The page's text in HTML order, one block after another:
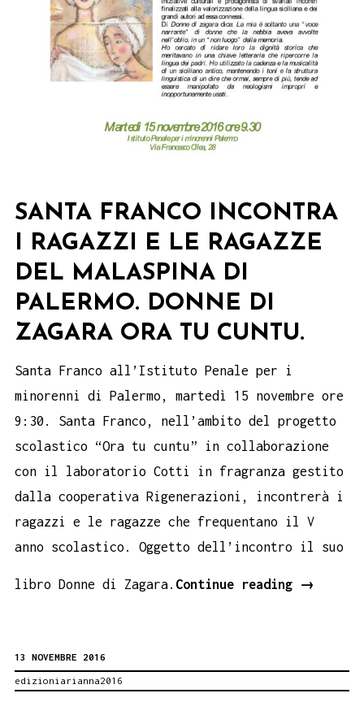
SANTA FRANCO INCONTRA
I RAGAZZI E LE RAGAZZE
DEL MALASPINA DI
PALERMO. DONNE DI
ZAGARA ORA TU CUNTU.
Santa Franco all’Istituto Penale per i
minorenni di Palermo, martedì 15 novembre ore
9:30. Santa Franco, nell’ambito del progetto
scolastico “Ora tu cuntu” in collaborazione
con il laboratorio Cotti in fragranza gestito
dalla cooperativa Rigenerazioni, incontrerà i
ragazzi e le ragazze che frequentano il V
anno scolastico. Oggetto dell’incontro il suo
libro Donne di Zagara. Continue reading
Santa
→
13 NOVEMBRE 2016
edizioniarianna2016